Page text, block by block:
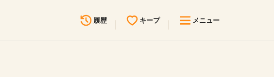
履歴 キープ メニュー